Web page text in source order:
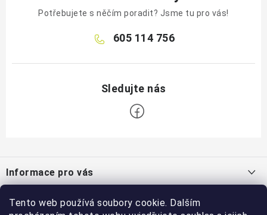
Tento web používá soubory cookie. Dalším
Potřebujete s něčím poradit? Jsme tu pro vás!
605 114 756
pInformace pro vás
Blog